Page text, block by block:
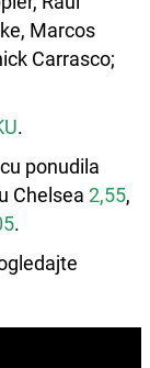
Marcos
Carrasco;
.
ponudila
Chelsea 2,55,
.